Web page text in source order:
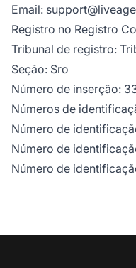
Email:
Registro no Registro
Tribunal de registro:
Seção: Sro
Número de inserção:
Números de
Número de
Número de
Número de